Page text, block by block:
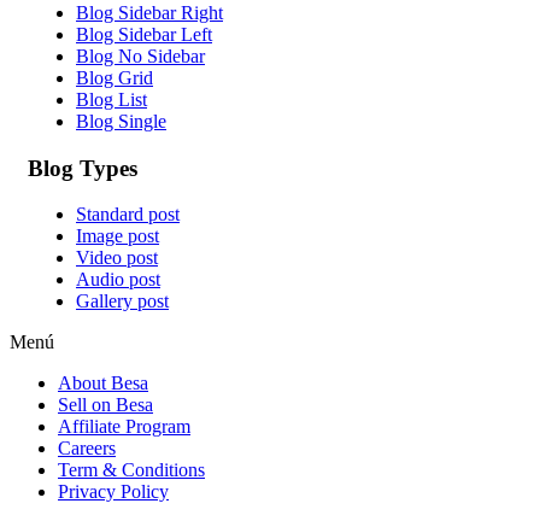
Blog Sidebar Right
Blog Sidebar Left
Blog No Sidebar
Blog Grid
Blog List
Blog Single
Blog Types
Standard post
Image post
Video post
Audio post
Gallery post
Menú
About Besa
Sell on Besa
Affiliate Program
Careers
Term & Conditions
Privacy Policy